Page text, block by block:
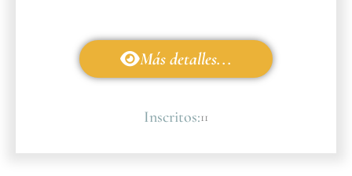
Más detalles...
Inscritos:11